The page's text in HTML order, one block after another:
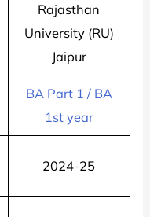
Rajasthan
University (RU)
Jaipur
BA Part 1 / BA
1st year
2024-25